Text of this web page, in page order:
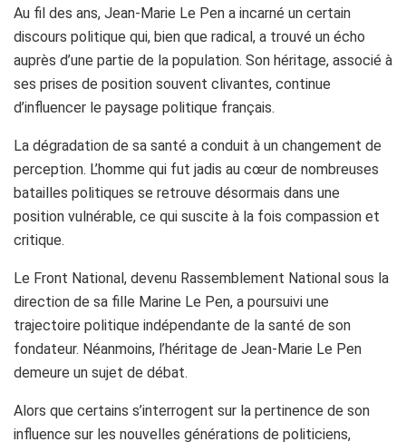
Au fil des ans, Jean-Marie Le Pen a incarné un certain
discours politique qui, bien que radical, a trouvé un écho
auprès d’une partie de la population. Son héritage, associé à
ses prises de position souvent clivantes, continue
d’influencer le paysage politique français.
La dégradation de sa santé a conduit à un changement de
perception. L’homme qui fut jadis au cœur de nombreuses
batailles politiques se retrouve désormais dans une
position vulnérable, ce qui suscite à la fois compassion et
critique.
Le Front National, devenu Rassemblement National sous la
direction de sa fille Marine Le Pen, a poursuivi une
trajectoire politique indépendante de la santé de son
fondateur. Néanmoins, l’héritage de Jean-Marie Le Pen
demeure un sujet de débat.
Alors que certains s’interrogent sur la pertinence de son
influence sur les nouvelles générations de politiciens,